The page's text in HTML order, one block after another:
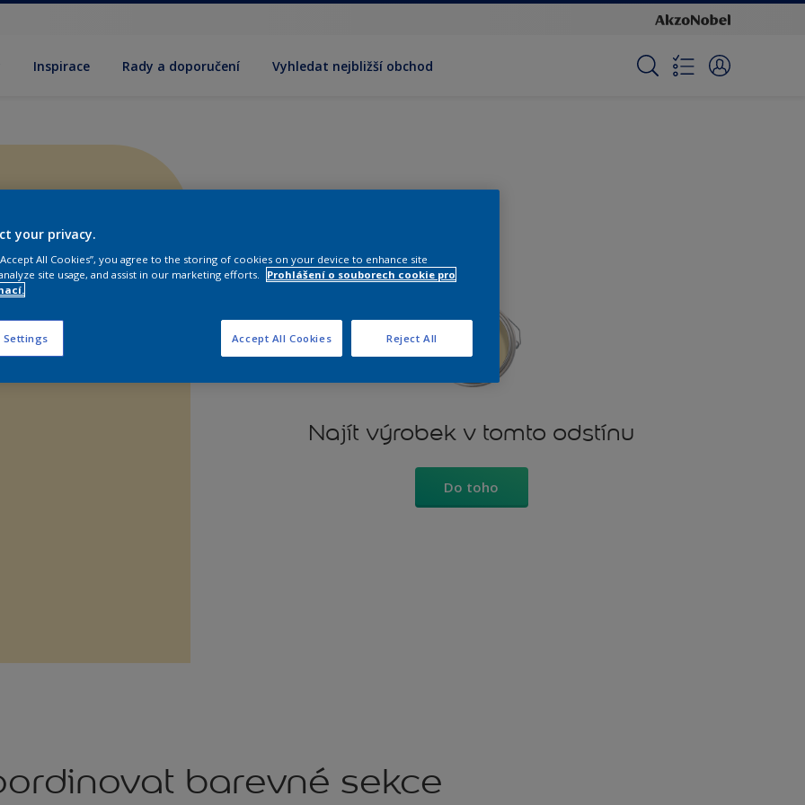
Inspirace Rady a doporučení Vyhledat nejbližší obchod
Najít výrobek v tomto odstínu
Do toho
barevné sekce
your privacy.
All Cookies”, you agree to the storing of cookies on your device to enhance site
site usage, and assist in our marketing efforts.
Prohlášení o souborech cookie pro
Settings Reject All
Accept All Cookies